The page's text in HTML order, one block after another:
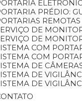
PORTARIA
PORTARIA PRÉDIO:
PORTARIAS
SERVIÇO DE
SERVIÇO DE
SISTEMA COM
SISTEMA COM
SISTEMA DE
SISTEMA DE
SISTEMA DE
CONTATO